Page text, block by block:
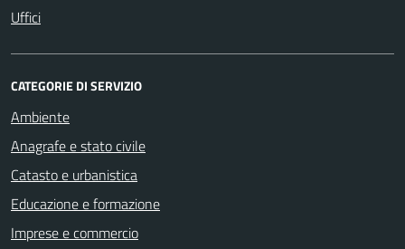
Uffici
CATEGORIE DI SERVIZIO
Ambiente
Anagrafe e stato civile
Catasto e urbanistica
Educazione e formazione
Imprese e commercio